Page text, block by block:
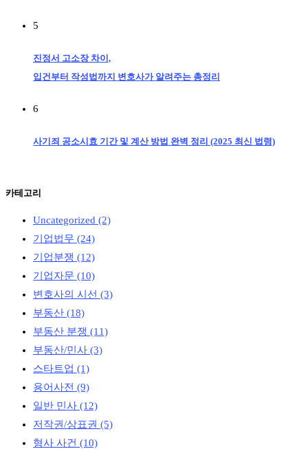
5
진정서 고소장 차이,
입건부터 작성법까지 변호사가 알려주는 총정리
6
사기죄 공소시효 기간 및 계산 방법 완벽 정리 (2025 최신 법령)
카테고리
Uncategorized (2)
기업법무 (24)
기업분쟁 (12)
기업자문 (10)
변호사의 시선 (3)
부동산 (18)
부동산 분쟁 (11)
부동산/민사 (3)
스타트업 (1)
용어사전 (9)
일반 민사 (12)
저작권/상표권 (5)
형사 사건 (10)